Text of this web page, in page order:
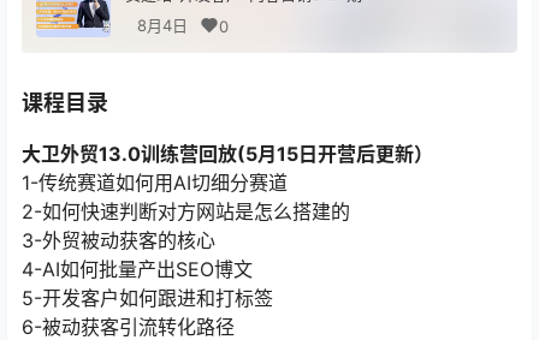
8月4日
0
课程目录
大卫外贸13.0训练营回放(5月15日开营后更新）
1-传统赛道如何用AI切细分赛道
2-如何快速判断对方网站是怎么搭建的
3-外贸被动获客的核心
4-AI如何批量产出SEO博文
5-开发客户如何跟进和打标签
6-被动获客引流转化路径